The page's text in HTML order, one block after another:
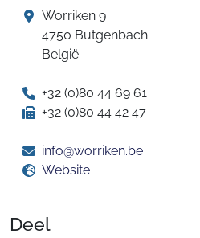
Worriken 9
4750 Butgenbach
België
+32 (0)80 44 69 61
+32 (0)80 44 42 47
info@worriken.be
Website
Deel